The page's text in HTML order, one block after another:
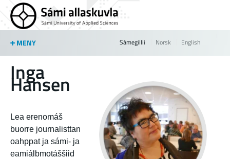
Jump to navigation
MENY Sámegillii Norsk English
Inga
Hansen
Lea erenomáš
buorre journalisttan
oahppat ja sámi- ja
eamiálbmotáššiid